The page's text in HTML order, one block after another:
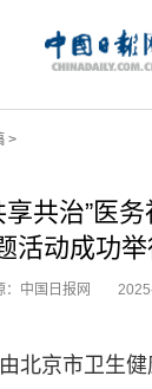
>
享共治”医
活动成功举
：中国日报网
北京市卫生